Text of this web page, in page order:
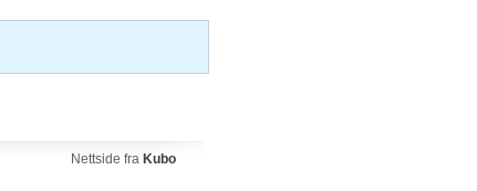
Nettside fra Kubo